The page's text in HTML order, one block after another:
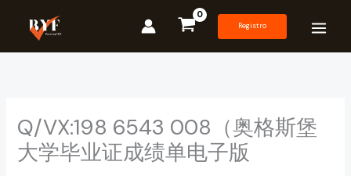
contenido
Registro
Q/VX:198 6543 008（奥格斯堡
大学毕业证成绩单电子版